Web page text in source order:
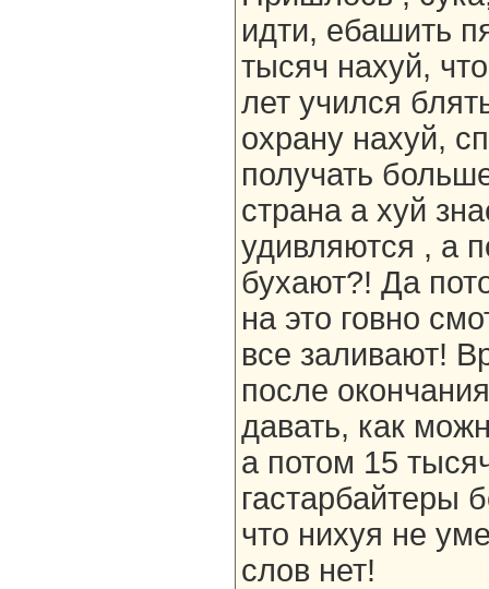
идти, ебашить
тысяч нахуй,
лет учился
охрану нахуй,
получать
страна а хуй
удивляются , а
бухают?! Да
на это говно
все заливают!
после
давать, как
а потом 15
гастарбайтеры
что нихуя не
слов нет!